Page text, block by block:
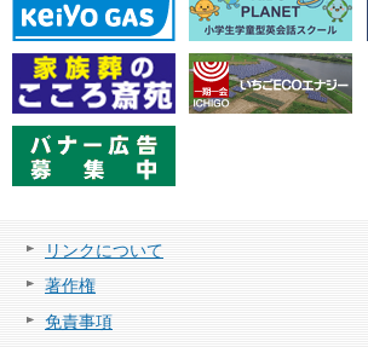
リンクについて
著作権
免責事項